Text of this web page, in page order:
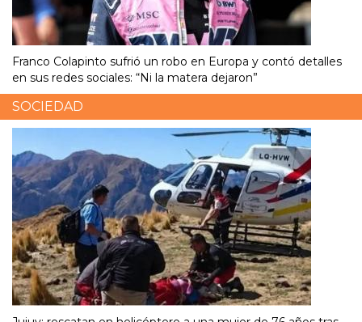
Franco Colapinto sufrió un robo en Europa y contó detalles
en sus redes sociales: “Ni la matera dejaron”
SOCIEDAD